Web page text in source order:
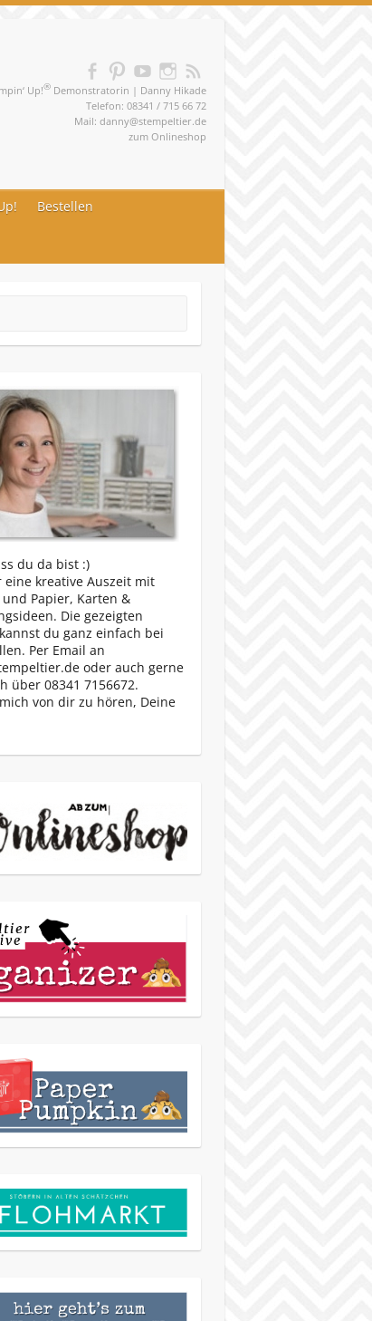
Up!® Demonstratorin | Danny Hikade
Telefon: 08341 / 715 66 72
Mail: danny@stempeltier.de
zum Onlineshop
Bestellen
du da bist :)
eine kreative Auszeit mit
Papier, Karten &
Die gezeigten
du ganz einfach bei
Per Email an
oder auch gerne
über 08341 7156672.
von dir zu hören, Deine